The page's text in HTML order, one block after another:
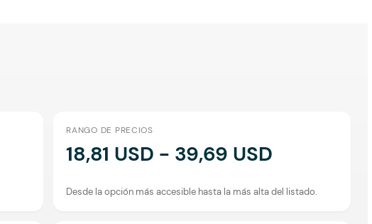
RANGO DE PRECIOS
18,81 USD - 39,69 USD
Desde la opción más accesible hasta la más alta del listado.